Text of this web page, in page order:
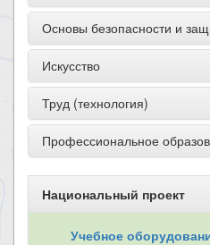
Основы безопасности и
Искусство
Труд (технология)
Профессиональное
Национальный проект
Учебное